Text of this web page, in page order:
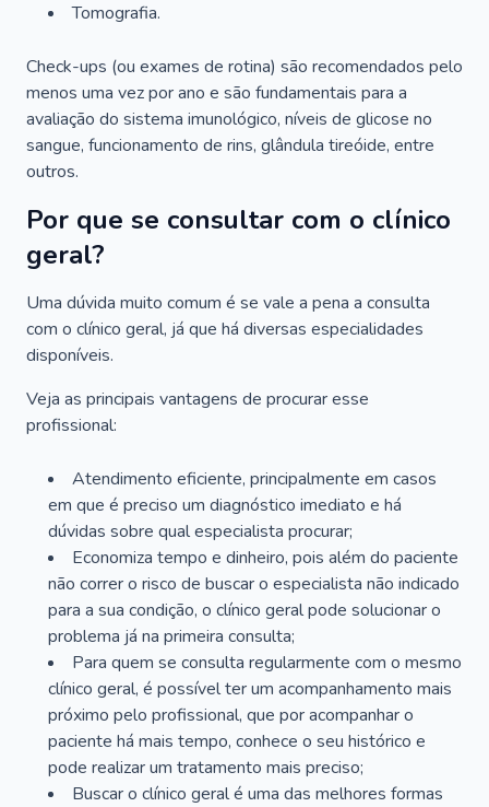
Tomografia.
Check-ups (ou exames de rotina) são recomendados pelo
menos uma vez por ano e são fundamentais para a
avaliação do sistema imunológico, níveis de glicose no
sangue, funcionamento de rins, glândula tireóide, entre
outros.
Por que se consultar com o clínico
geral?
Uma dúvida muito comum é se vale a pena a consulta
com o clínico geral, já que há diversas especialidades
disponíveis.
Veja as principais vantagens de procurar esse
profissional:
Atendimento eficiente, principalmente em casos
em que é preciso um diagnóstico imediato e há
dúvidas sobre qual especialista procurar;
Economiza tempo e dinheiro, pois além do paciente
não correr o risco de buscar o especialista não indicado
para a sua condição, o clínico geral pode solucionar o
problema já na primeira consulta;
Para quem se consulta regularmente com o mesmo
clínico geral, é possível ter um acompanhamento mais
próximo pelo profissional, que por acompanhar o
paciente há mais tempo, conhece o seu histórico e
pode realizar um tratamento mais preciso;
Buscar o clínico geral é uma das melhores formas